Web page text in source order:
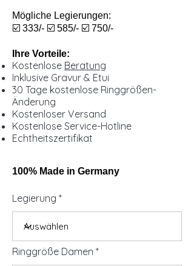
Mögliche Legierungen:
☑️ 333/- ☑️ 585/- ☑️ 750/-
Ihre Vorteile:
Kostenlose Beratung
Inklusive Gravur & Etui
30 Tage kostenlose Ringgrößen-
Änderung
Kostenloser Versand
Kostenlose Service-Hotline
Echtheitszertifikat
100% Made in Germany
Legierung
Ringgröße Damen